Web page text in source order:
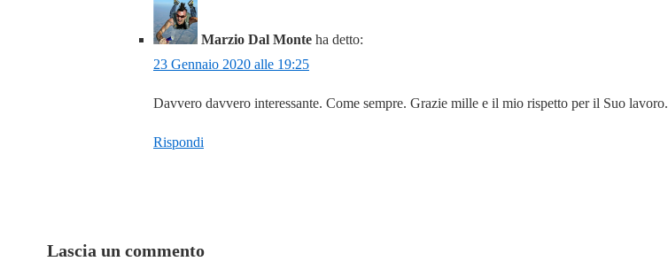
Marzio Dal Monte ha detto:
23 Gennaio 2020 alle 19:25
Davvero davvero interessante. Come sempre. Grazie mille e il mio rispetto per il Suo lavoro.
Rispondi
Lascia un commento